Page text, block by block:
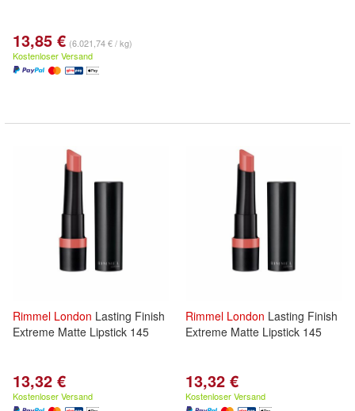
13,85 € (6.021,74 € / kg)
Kostenloser Versand
Rimmel London Lasting Finish
Extreme Matte Lipstick 145
13,32 €
Kostenloser Versand
Rimmel London Lasting Finish
Extreme Matte Lipstick 145
13,32 €
Kostenloser Versand